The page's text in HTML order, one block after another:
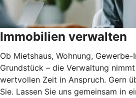
Immobilien verwalten
Ob Mietshaus, Wohnung,
Grundstück – die Verwaltung
wertvollen Zeit in Anspruch. Gern
Sie. Lassen Sie uns gemeinsam in